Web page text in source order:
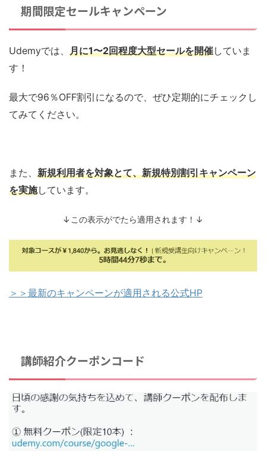
期間限定セールキャンペーン
Udemyでは、 月に1〜2回程度大型セールを開催していま
す！
最大で96％OFF割引になるので、ぜひ定期的にチェックし
てみてください。
また、 新規利用者を対象とて、新規特別割引キャンペーン
を実施しています。
↓この表示がでたら適用されます！↓
＞＞最新のキャンペーンが適用される公式HP
講師紹介クーポンコード